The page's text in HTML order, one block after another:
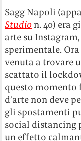
Sagg Napoli
Studio n. 40) era
arte su
sperimentale.
venuta a trovare
scattato il
questo momento
d’arte non deve
gli spostamenti
social distancing
un effetto